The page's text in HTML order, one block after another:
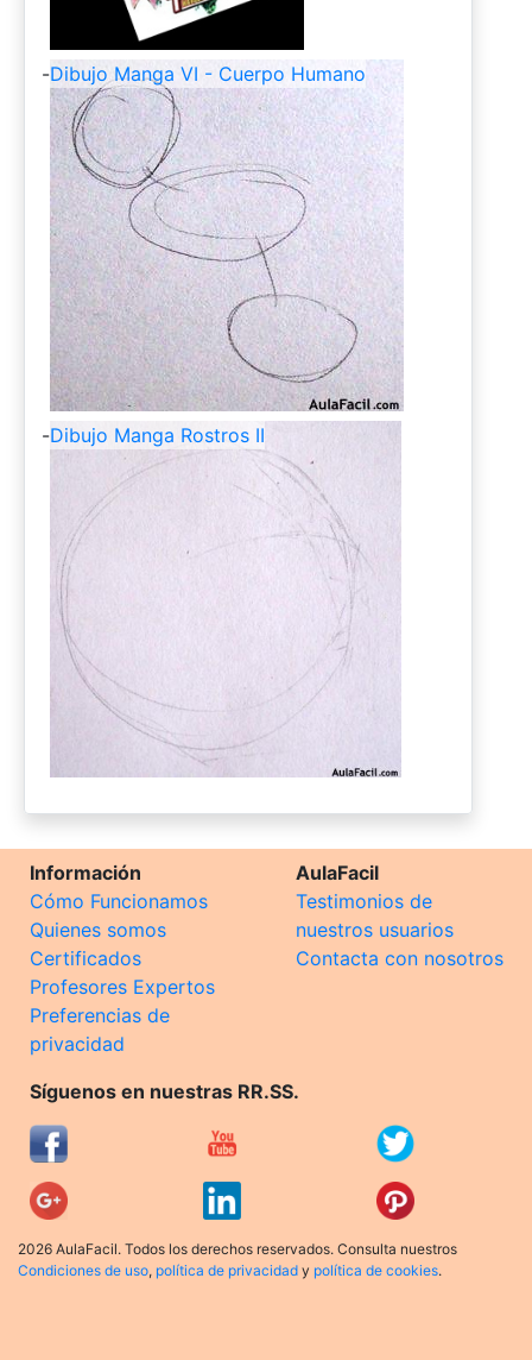
-Dibujo Manga VI - Cuerpo Humano
-Dibujo Manga Rostros II
Información
Cómo Funcionamos
Quienes somos
Certificados
Profesores Expertos
Preferencias de
privacidad
AulaFacil
Testimonios de
nuestros usuarios
Contacta con nosotros
Síguenos en nuestras RR.SS.
2026 AulaFacil. Todos los derechos reservados. Consulta nuestros
Condiciones de uso, política de privacidad y política de cookies.